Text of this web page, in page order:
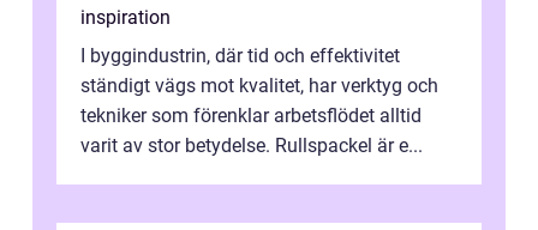
inspiration
I byggindustrin, där tid och effektivitet
ständigt vägs mot kvalitet, har verktyg och
tekniker som förenklar arbetsflödet alltid
varit av stor betydelse. Rullspackel är e...